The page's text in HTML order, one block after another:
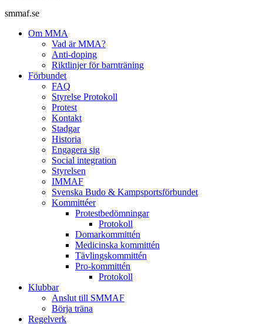
smmaf.se
Om MMA
Vad är MMA?
Anti-doping
Riktlinjer för barnträning
Förbundet
FAQ
Styrelse Protokoll
Protest
Kontakt
Stadgar
Historia
Engagera sig
Social integration
Styrelsen
IMMAF
Svenska Budo & Kampsportsförbundet
Kommittéer
Protestbedömningar
Protokoll
Domarkommittén
Medicinska kommittén
Tävlingskommittén
Pro-kommittén
Protokoll
Klubbar
Anslut till SMMAF
Börja träna
Regelverk